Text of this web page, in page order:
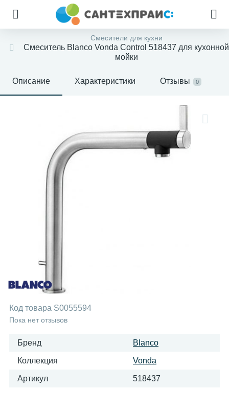
Смесители для кухни
Смеситель Blanco Vonda Control 518437 для кухонной
мойки
Описание Характеристики Отзывы 0
Код товара S0055594
Пока нет отзывов
Бренд Blanco
Коллекция Vonda
Артикул 518437